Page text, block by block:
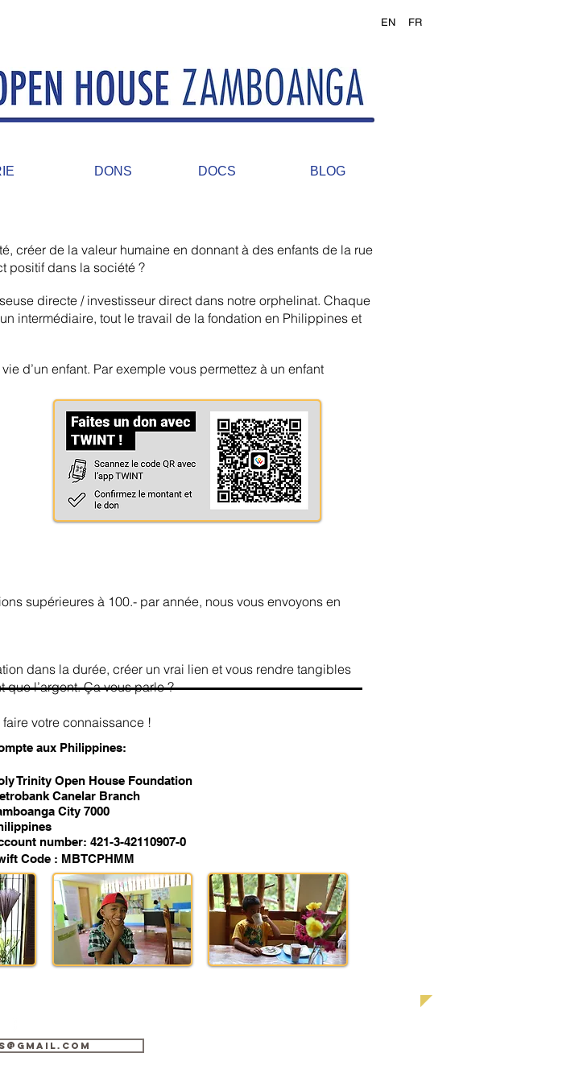
EN FR
DONS DOCS BLOG
créer de la valeur humaine en donnant à des enfants de la rue
positif dans la société ?
directe / investisseur direct dans notre orphelinat. Chaque
intermédiaire, tout le travail de la fondation en Philippines et
d’un enfant. Par exemple vous permettez à un enfant
supérieures à 100.- par année, nous vous envoyons en
dans la durée, créer un vrai lien et vous rendre tangibles
l’argent. Ça vous parle ?
votre connaissance !
aux Philippines:
Trinity Open House Foundation
Canelar Branch
City 7000
number: 421-3-42110907-0
Code : MBTCPHMM